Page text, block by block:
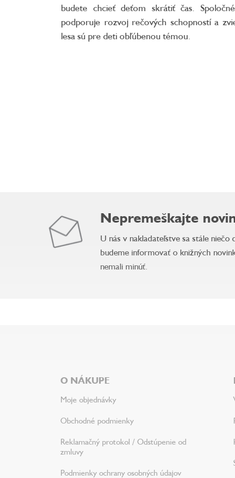
budete chcieť deťom skrátiť čas.
podporuje rozvoj rečových schopností a
lesa sú pre deti obľúbenou témou.
Nepremeškajte
U nás v nakladateľstve sa stále
budeme informovať o knižných
nemali minúť.
O NÁKUPE
Moje objednávky
Obchodné podmienky
Reklamačný protokol / Odstúpenie od
zmluvy
Podmienky ochrany osobných údajov